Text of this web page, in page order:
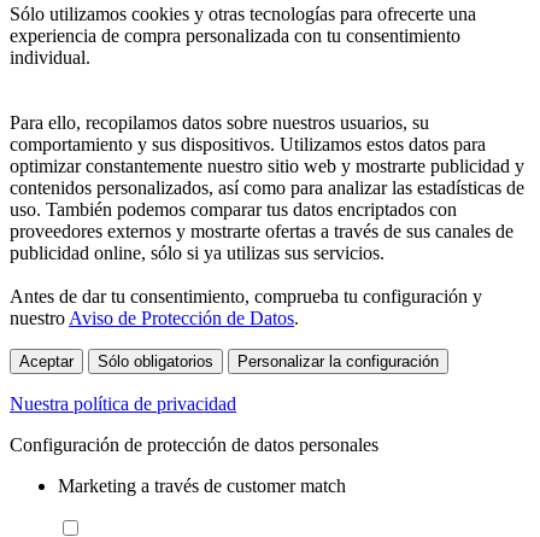
Sólo utilizamos cookies y otras tecnologías para ofrecerte una
experiencia de compra personalizada con tu consentimiento
individual.
Para ello, recopilamos datos sobre nuestros usuarios, su
comportamiento y sus dispositivos. Utilizamos estos datos para
optimizar constantemente nuestro sitio web y mostrarte publicidad y
contenidos personalizados, así como para analizar las estadísticas de
uso. También podemos comparar tus datos encriptados con
proveedores externos y mostrarte ofertas a través de sus canales de
publicidad online, sólo si ya utilizas sus servicios.
Antes de dar tu consentimiento, comprueba tu configuración y
nuestro Aviso de Protección de Datos.
Aceptar Sólo obligatorios Personalizar la configuración
Nuestra política de privacidad
Configuración de protección de datos personales
Marketing a través de customer match